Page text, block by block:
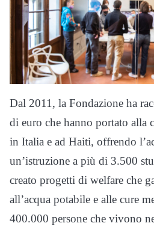
Dal 2011, la Fondazione ha
di euro che hanno portato alla
in Italia e ad Haiti, offrendo
un’istruzione a più di 3.500
creato progetti di welfare che
all’acqua potabile e alle cure
400.000 persone che vivono